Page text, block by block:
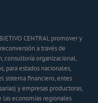
CENTRAL promover y
a través de
consultoría organizacional,
para estados nacionales,
sistema financiero, entes
y empresas productoras,
las economías regionales.